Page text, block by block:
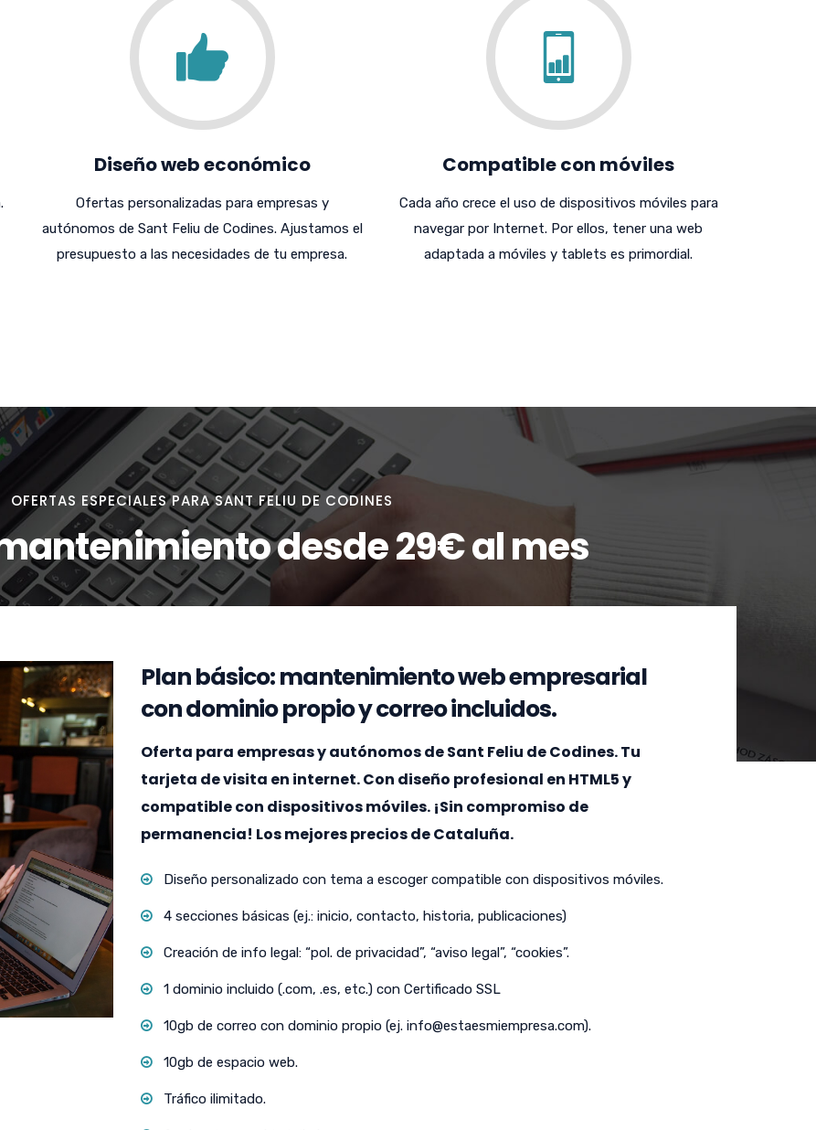
Diseño web económico
Ofertas personalizadas para empresas y
autónomos de Sant Feliu de Codines. Ajustamos el
presupuesto a las necesidades de tu empresa.
Compatible con móviles
Cada año crece el uso de dispositivos móviles para
navegar por Internet. Por ellos, tener una web
adaptada a móviles y tablets es primordial.
OFERTAS ESPECIALES PARA SANT FELIU DE CODINES
desde 29€ al mes
Plan básico: mantenimiento web empresarial
con dominio propio y correo incluidos.
Oferta para empresas y autónomos de Sant Feliu de Codines. Tu
tarjeta de visita en internet. Con diseño profesional en HTML5 y
compatible con dispositivos móviles. ¡Sin compromiso de
permanencia! Los mejores precios de Cataluña.
Diseño personalizado con tema a escoger compatible con dispositivos móviles.
4 secciones básicas (ej.: inicio, contacto, historia, publicaciones)
Creación de info legal: “pol. de privacidad”, “aviso legal”, “cookies”.
1 dominio incluido (.com, .es, etc.) con Certificado SSL
10gb de correo con dominio propio (ej. info@estaesmiempresa.com).
10gb de espacio web.
Tráfico ilimitado.